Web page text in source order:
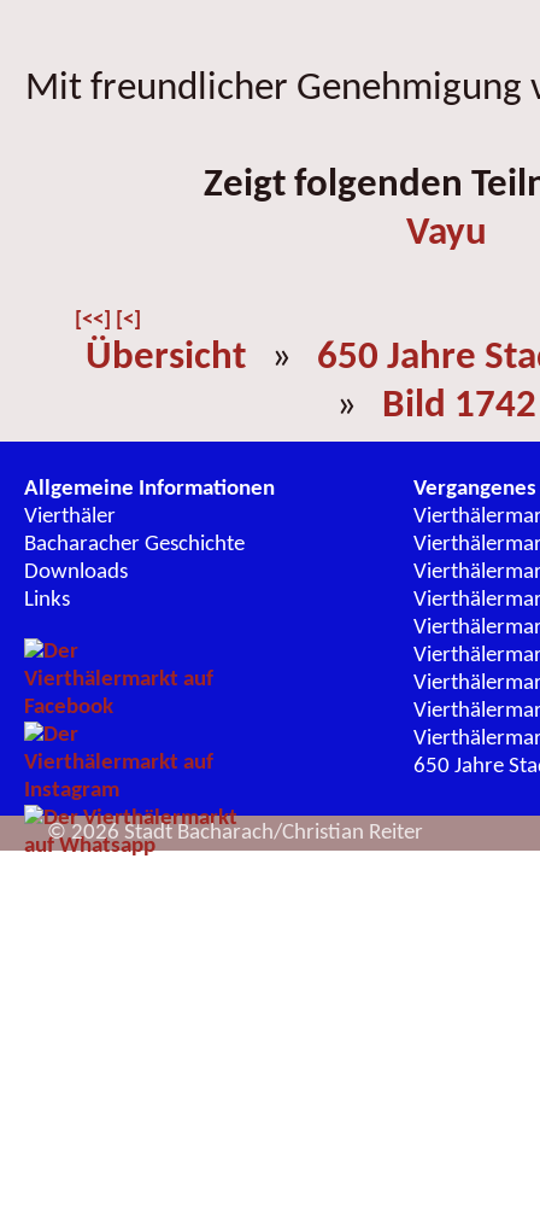
Mit freundlicher Genehmigung
Zeigt folgenden
Vayu
[<<] [<]
Übersicht » 650 Jahre
» Bild 1742
Allgemeine Informationen
Vierthäler
Bacharacher Geschichte
Downloads
Links
Vergangenes
650 Jahre
© 2026 Stadt Bacharach/Christian Reiter